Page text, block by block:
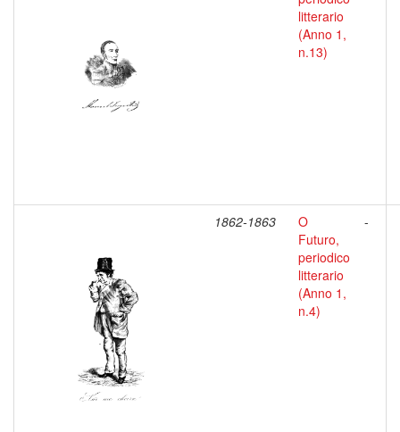
litterario
(Anno 1,
n.13)
1862-1863
O
Futuro,
periodico
litterario
(Anno 1,
n.4)
-